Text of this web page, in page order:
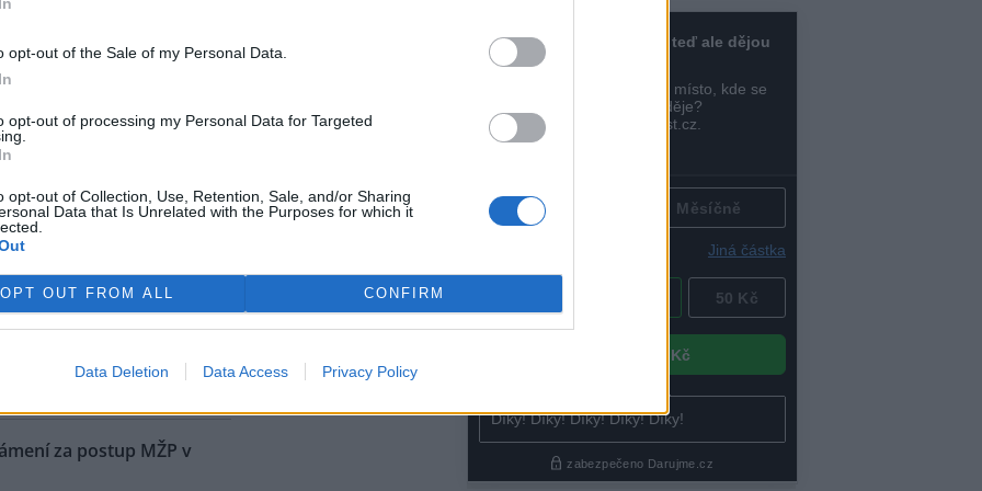
opt-out of the Sale of my Personal Data.
opt-out of processing my Personal Data for Targeted
opt-out of Collection, Use, Retention, Sale, and/or Sharing
Data that Is Unrelated with the Purposes for which it
OPT OUT FROM ALL CONFIRM
Data Deletion Data Access Privacy Policy
automobilka přijala
informací Škoda
trhu začínat na 1,15
na přelomu roku.
níž, než bývá v létě
vodní nádrže Vír na
je oproti běžnému stavu v
asi o osm metrů. Z vody už
i kamenné obruby kdysi
cesty. Nádrž je ale pořád
do vodáren, i když je letošní
řekl ČTK vedoucí hrázný
za postup MŽP v